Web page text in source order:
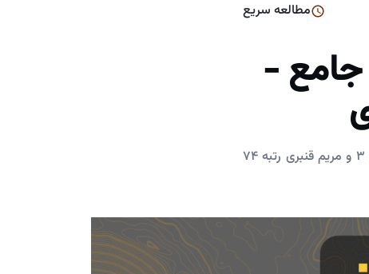
مطالعه سریع
جامع -
تحلیل ویدیویی آزمون ماز زیست جامع، ارائه‌شده توسط سانیار صالحی رتبه ۶ تجربی منطقه ۳ و مریم قنبری رتبه ۷۴